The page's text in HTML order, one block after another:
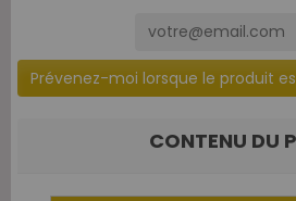
Prévenez-moi lorsque le produit
CONTENU DU